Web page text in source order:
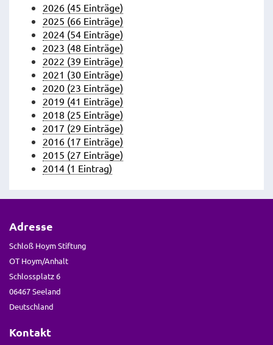
2026 (45 Einträge)
2025 (66 Einträge)
2024 (54 Einträge)
2023 (48 Einträge)
2022 (39 Einträge)
2021 (30 Einträge)
2020 (23 Einträge)
2019 (41 Einträge)
2018 (25 Einträge)
2017 (29 Einträge)
2016 (17 Einträge)
2015 (27 Einträge)
2014 (1 Eintrag)
Adresse
Schloß Hoym Stiftung
OT Hoym/Anhalt
Schlossplatz 6
06467 Seeland
Deutschland
Kontakt